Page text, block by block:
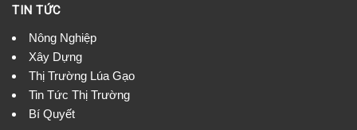
TIN TỨC
Nông Nghiệp
Xây Dựng
Thị Trường Lúa Gạo
Tin Tức Thị Trường
Bí Quyết